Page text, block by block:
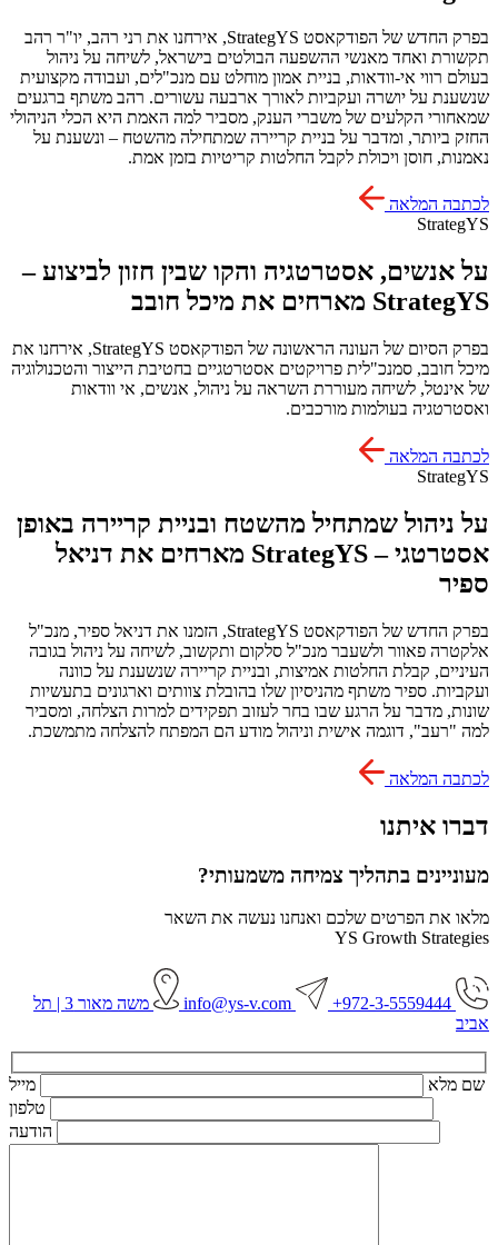
בפרק החדש של הפודקאסט StrategYS, אירחנו את רני רהב, יו"ר רהב
תקשורת ואחד מאנשי ההשפעה הבולטים בישראל, לשיחה על ניהול
בעולם רווי אי-וודאות, בניית אמון מוחלט עם מנכ"לים, ועבודה מקצועית
שנשענת על יושרה ועקביות לאורך ארבעה עשורים. רהב משתף ברגעים
שמאחורי הקלעים של משברי הענק, מסביר למה האמת היא הכלי הניהולי
החזק ביותר, ומדבר על בניית קריירה שמתחילה מהשטח – ונשענת על
נאמנות, חוסן ויכולת לקבל החלטות קריטיות בזמן אמת.
לכתבה המלאה
StrategYS
על אנשים, אסטרטגיה והקו שבין חזון לביצוע –
StrategYS מארחים את מיכל חובב
בפרק הסיום של העונה הראשונה של הפודקאסט StrategYS, אירחנו את
מיכל חובב, סמנכ"לית פרויקטים אסטרטגיים בחטיבת הייצור והטכנולוגיה
של אינטל, לשיחה מעוררת השראה על ניהול, אנשים, אי וודאות
ואסטרטגיה בעולמות מורכבים.
לכתבה המלאה
StrategYS
על ניהול שמתחיל מהשטח ובניית קריירה באופן
אסטרטגי – StrategYS מארחים את דניאל
ספיר
בפרק החדש של הפודקאסט StrategYS, הזמנו את דניאל ספיר, מנכ"ל
אלקטרה פאוור ולשעבר מנכ"ל סלקום ותקשוב, לשיחה על ניהול בגובה
העיניים, קבלת החלטות אמיצות, ובניית קריירה שנשענת על כוונה
ועקביות. ספיר משתף מהניסיון שלו בהובלת צוותים וארגונים בתעשיות
שונות, מדבר על הרגע שבו בחר לעזוב תפקידים למרות הצלחה, ומסביר
למה "רעב", דוגמה אישית וניהול מודע הם המפתח להצלחה מתמשכת.
לכתבה המלאה
דברו איתנו
מעוניינים בתהליך צמיחה משמעותי?
מלאו את הפרטים שלכם ואנחנו נעשה את השאר
YS Growth Strategies
info@ys-v.com
משה מאור 3 | תל
אביב
שם מלא
מייל
טלפון
הודעה